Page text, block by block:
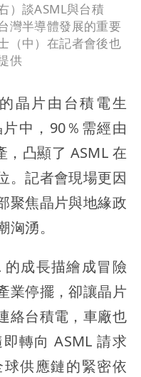
）談ASML與台積
灣半導體發展的重要
（中）在記者會後也
供
晶片由台積電生
中，90％需經由
，凸顯了 ASML 在
。記者會現場更因
聚焦晶片與地緣政
湧。
成長描繪成冒險
業停擺，卻讓晶片
絡台積電，車廠也
轉向 ASML 請求
供應鏈的緊密依